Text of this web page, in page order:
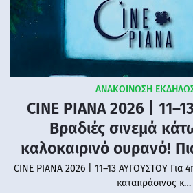
ΑΝΑΚΟΙΝΩΣΗ
CINE PIANA 2026 |
Βραδιές σινεμά
καλοκαιρινό ουρανό!
CINE PIANA 2026 | 11–13 ΑΥΓΟΥΣΤΟΥ Για
καταπράσινος κ…